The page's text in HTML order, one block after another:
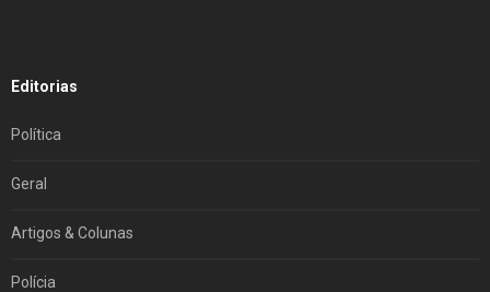
Editorias
Política
Geral
Artigos & Colunas
Polícia